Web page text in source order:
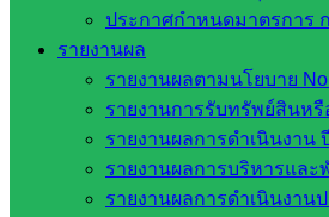
ประกาศกำหนดมาตรการ
รายงานผล
รายงานผลตามนโยบาย
รายงานการรับทรัพย์สินห
รายงานผลการดำเนินงาน
รายงานผลการบริหารแล
รายงานผลการดำเนินงาน
ฐาน
รายชื่อมหาวิทยาลัยในประเทศไท
เว็บไซต์สำนักต่าง ๆ ใน สพฐ.
เว็บไซต์ สพม. ในสังกัด สพฐ.
เว็บไซต์ สพป. ในสังกัด สพฐ.
กรมบัญชีกลาง
สำนักงาน ส.ก.ส.ค